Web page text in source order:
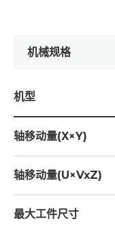
机械规格
机型
轴移动量(X×Y)
轴移动量(U×VxZ)
最大工件尺寸
高刚性动柱结构
透过FEA有限元素